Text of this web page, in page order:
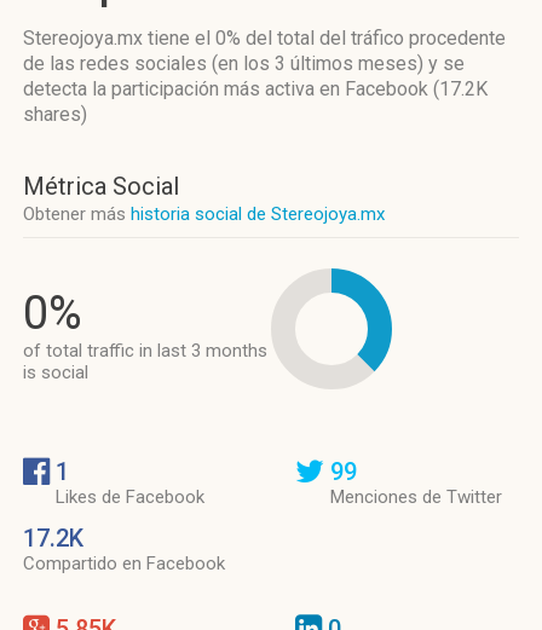
Stereojoya.mx tiene el 0% del total del tráfico procedente
de las redes sociales (en los 3 últimos meses) y se
detecta la participación más activa en Facebook (17.2K
shares)
Métrica Social
Obtener más historia social de Stereojoya.mx
0%
of total traffic in last 3 months
is social
1
Likes de Facebook
17.2K
Compartido en Facebook
99
Menciones de Twitter